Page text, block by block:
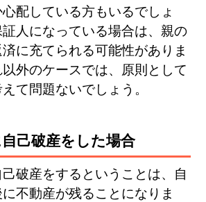
配している方もいるでしょ
人になっている場合は、親の
に充てられる可能性がありま
外のケースでは、原則として
て問題ないでしょう。
己破産をした場合
破産をするということは、自
不動産が残ることになりま